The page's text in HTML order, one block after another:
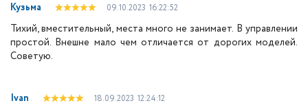
Кузьма
09.10.2023 16:22:52
Тихий, вместительный, места много не занимает. В управлении
простой. Внешне мало чем отличается от дорогих моделей.
Советую.
Ivan 18.09.2023 12:24:12